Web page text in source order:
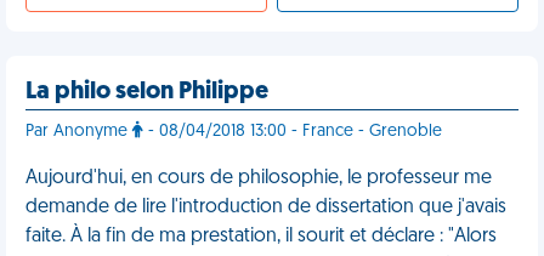
La philo selon Philippe
Par Anonyme - 08/04/2018 13:00 - France - Grenoble
Aujourd'hui, en cours de philosophie, le professeur me
demande de lire l'introduction de dissertation que j'avais
faite. À la fin de ma prestation, il sourit et déclare : "Alors